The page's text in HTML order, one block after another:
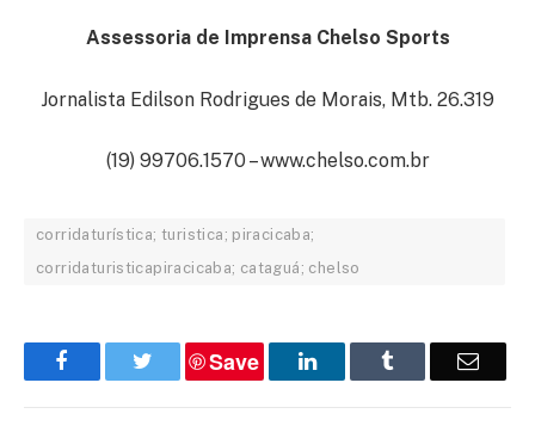
Assessoria de Imprensa Chelso Sports
Jornalista Edilson Rodrigues de Morais, Mtb. 26.319
(19) 99706.1570 – www.chelso.com.br
corridaturística; turistica; piracicaba;
corridaturisticapiracicaba; cataguá; chelso
FacebookTwitterSave LinkedIn Email